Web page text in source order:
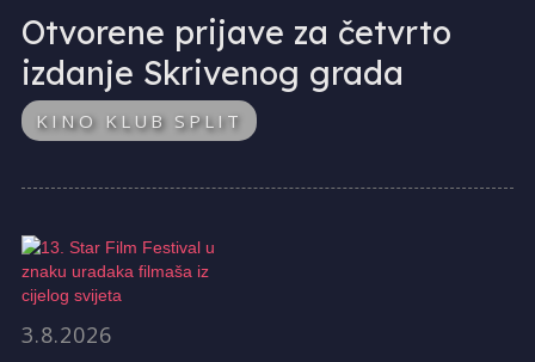
Otvorene prijave za četvrto
izdanje Skrivenog grada
KINO KLUB SPLIT
3.8.2026